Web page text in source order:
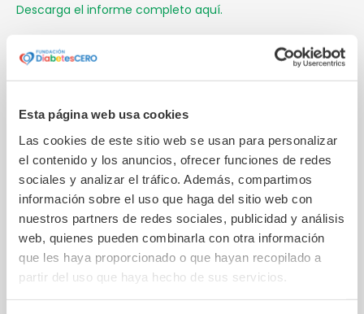
Esta página web usa cookies
Las cookies de este sitio web se usan para personalizar
el contenido y los anuncios, ofrecer funciones de redes
sociales y analizar el tráfico. Además, compartimos
información sobre el uso que haga del sitio web con
nuestros partners de redes sociales, publicidad y análisis
web, quienes pueden combinarla con otra información
que les haya proporcionado o que hayan recopilado a
partir del uso que haya hecho de sus servicios.
Descarga el informe completo aquí.
Diferencias marcadas entre comunidades autónomas
concentran el mayor número de pacientes con
Mancha y Aragón registran las cifras más bajas. La
incidencia es especialmente alta en menores de 14 años,
con18,8 casos por cada 100.000 habitantes, lo que
confirma que la enfermedad sigue creciendo y
afectando de manera particular a la población infantil.
El estudio también alerta sobre la presión hospitalaria
desigual . Mientras Ceuta y Melilla superan las 45
hospitalizaciones por cada 100.000 habitantes, otras